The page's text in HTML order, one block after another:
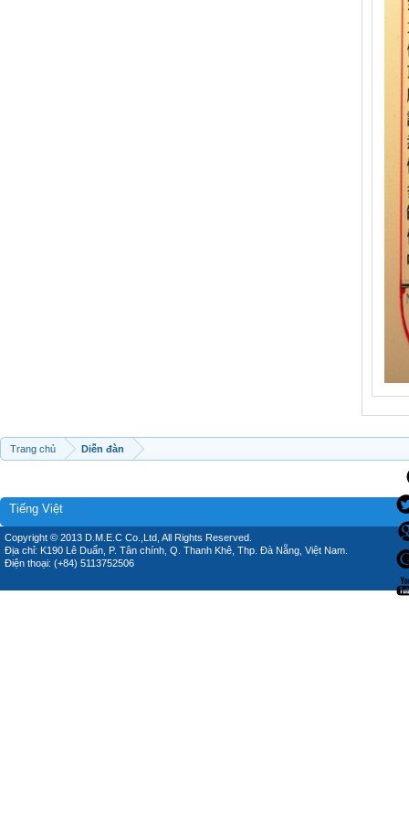
Trang chủ Diễn đàn
Tiếng Việt
Copyright © 2013 D.M.E.C Co.,Ltd, All Rights Reserved.
Địa chỉ: K190 Lê Duẩn, P. Tân chính, Q. Thanh Khê, Thp. Đà Nẵng, Việt Nam.
Điện thoại: (+84) 5113752506